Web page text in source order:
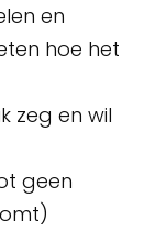
en
hoe het
zeg en wil
geen